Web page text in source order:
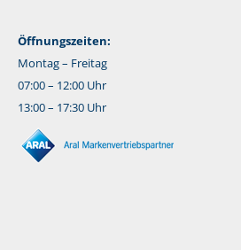
Öffnungszeiten:
Montag – Freitag
07:00 – 12:00 Uhr
13:00 – 17:30 Uhr